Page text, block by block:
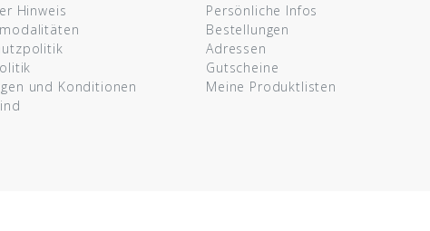
Hinweis
und Konditionen
Persönliche Infos
Bestellungen
Adressen
Gutscheine
Meine Produktlisten